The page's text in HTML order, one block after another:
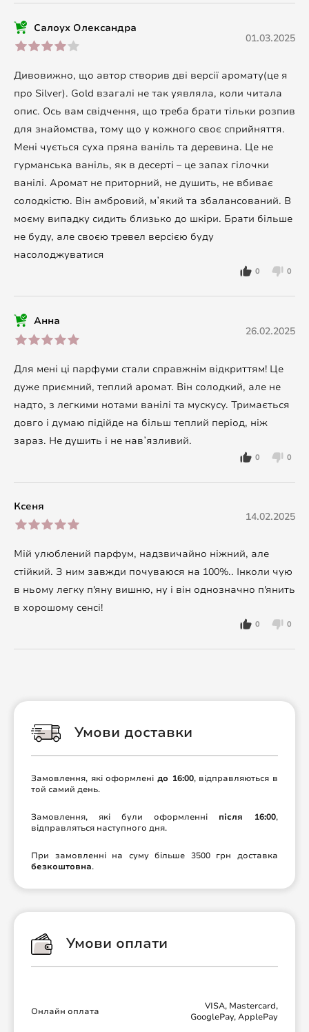
Салоух Олександра
01.03.2025
Дивовижно, що автор створив дві версії аромату(це я
про Silver). Gold взагалі не так уявляла, коли читала
опис. Ось вам свідчення, що треба брати тільки розпив
для знайомства, тому що у кожного своє сприйняття.
Мені чується суха пряна ваніль та деревина. Це не
гурманська ваніль, як в десерті – це запах гілочки
ванілі. Аромат не приторний, не душить, не вбиває
солодкістю. Він амбровий, мʼякий та збалансований. В
моєму випадку сидить близько до шкіри. Брати більше
не буду, але своєю тревел версією буду
насолоджуватися
0 0
Анна
26.02.2025
Для мені ці парфуми стали справжнім відкриттям! Це
дуже приємний, теплий аромат. Він солодкий, але не
надто, з легкими нотами ванілі та мускусу. Тримається
довго і думаю підійде на більш теплий період, ніж
зараз. Не душить і не навʼязливий.
0 0
Ксеня
14.02.2025
Мій улюблений парфум, надзвичайно ніжний, але
стійкий. З ним завжди почуваюся на 100%.. Інколи чую
в ньому легку п'яну вишню, ну і він однозначно п'янить
в хорошому сенсі!
0 0
Умови доставки
Замовлення, які оформлені до 16:00, відправляються в
той самий день.
Замовлення, які були оформленні після 16:00,
відправляться наступного дня.
При замовленні на суму більше 3500 грн доставка
безкоштовна.
Умови оплати
Онлайн оплата
VISA, Mastercard,
GooglePay, ApplePay